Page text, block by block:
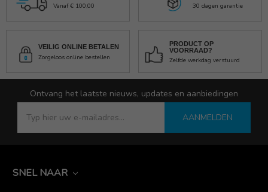
Vanaf € 100,00 30 dagen garantie
VEILIG ONLINE BETALEN
Zorgeloos online bestellen
PRODUCT OP
VOORRAAD?
Zelfde werkdag verstuurd
Ontvang het laatste nieuws, updates en aanbiedingen
AANMELDEN
SNEL NAAR